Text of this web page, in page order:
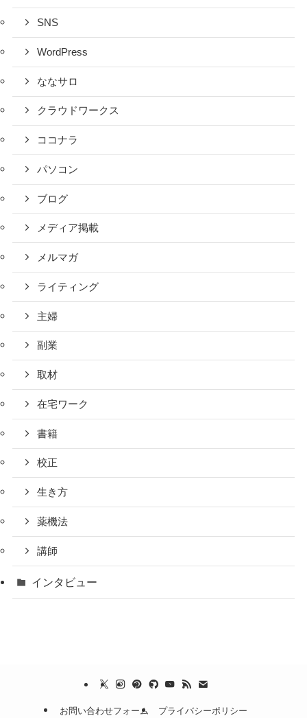
SNS
WordPress
ななサロ
クラウドワークス
ココナラ
パソコン
ブログ
メディア掲載
メルマガ
ライティング
主婦
副業
取材
在宅ワーク
書籍
校正
生き方
薬機法
講師
インタビュー
お問い合わせフォーム プライバシーポリシー